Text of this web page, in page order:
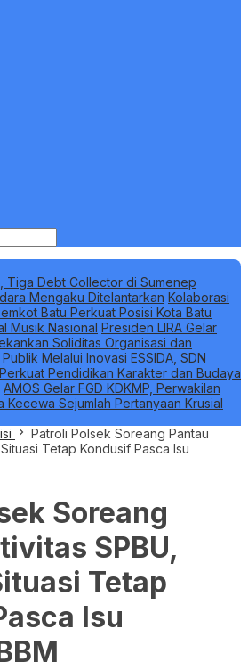
Tiga Debt Collector di Sumenep
Mengaku Ditelantarkan Kolaborasi
Batu Perkuat Posisi Kota Batu
Musik Nasional Presiden LIRA Gelar
Soliditas Organisasi dan
Melalui Inovasi ESSIDA, SDN
Pendidikan Karakter dan Budaya
AMOS Gelar FGD KDKMP, Perwakilan
Kecewa Sejumlah Pertanyaan Krusial
Patroli Polsek Soreang Pantau
Tetap Kondusif Pasca Isu
Soreang
SPBU,
Tetap
Isu